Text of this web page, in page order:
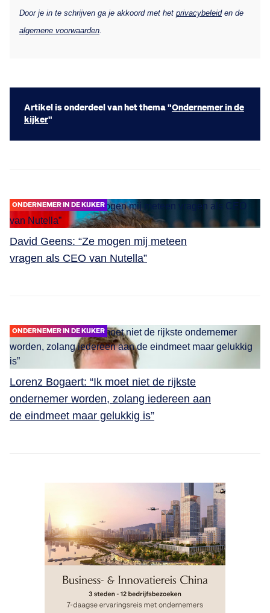
Door je in te schrijven ga je akkoord met het privacybeleiden de
algemene voorwaarden
Artikel is onderdeel van het thema "Ondernemer in de
kijker"
ONDERNEMER IN DE KIJKER
David Geens: “Ze mogen mij meteen
vragen als CEO van Nutella”
ONDERNEMER IN DE KIJKER
Lorenz Bogaert: “Ik moet niet de rijkste
ondernemer worden, zolang iedereen aan
de eindmeet maar gelukkig is”